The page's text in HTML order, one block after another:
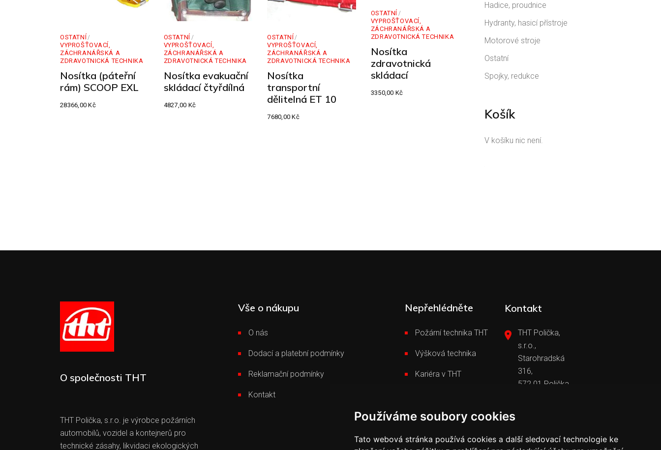
Používáme soubory cookies
Tato webová stránka používá cookies a další sledovací technologie ke
OSTATNÍ
VYPROŠŤOVACÍ,
ZÁCHRANÁŘSKÁ A
ZDRAVOTNICKÁ TECHNIKA
Nosítka (páteřní
rám) SCOOP EXL
28366,00Kč
OSTATNÍ
VYPROŠŤOVACÍ,
ZÁCHRANÁŘSKÁ A
ZDRAVOTNICKÁ TECHNIKA
Nosítka evakuační
skládací čtyřdílná
4827,00 Kč
OSTATNÍ
VYPROŠŤOVACÍ,
ZÁCHRANÁŘSKÁ A
ZDRAVOTNICKÁ TECHNIKA
Nosítka
transportní
dělitelná ET 10
7680,00Kč
OSTATNÍ
VYPROŠŤOVACÍ,
ZÁCHRANÁŘSKÁ A
ZDRAVOTNICKÁ TECHNIKA
Nosítka
zdravotnická
skládací
3350,00 Kč
Hadice, proudnice
Hydranty, hasicí přístroje
Motorové stroje
Ostatní
Spojky, redukce
Košík
V košíku nic není.
O společnosti THT
THT Polička, s.r.o. je výrobce požárních
automobilů, vozidel a kontejnerů pro
technické zásahy, likvidaci ekologických
Vše o nákupu
O nás
Dodací a platební podmínky
Reklamační podmínky
Kontakt
Nepřehlédněte
Požární technika THT
Výšková technika
Kariéra v THT
Kontakt
THT Polička,
s.r.o.,
Starohradská
316,
572 01 Polička